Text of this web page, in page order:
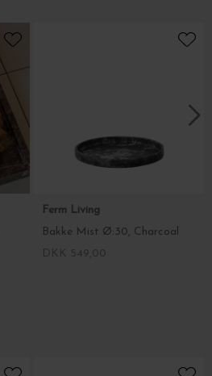
Ferm Living
Bakke Mist Ø:30, Charcoal